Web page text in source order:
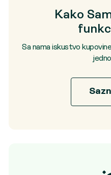
Kako
Sa nama iskustvo